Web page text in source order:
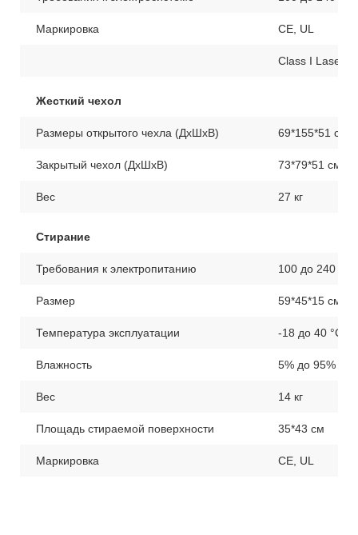
Маркировка CE, UL
Class I Laser
Жесткий чехол
Размеры открытого чехла (ДхШхВ) 69*155*51 см
Закрытый чехол (ДхШхВ) 73*79*51 см
Вес 27 кг
Стирание
Требования к электропитанию 100 до 240
Размер 59*45*15 см
Температура эксплуатации -18 до 40 °С
Влажность 5% до 95%
Вес 14 кг
Площадь стираемой поверхности 35*43 см
Маркировка CE, UL